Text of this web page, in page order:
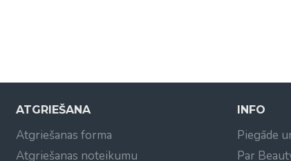
ATGRIEŠANA
Atgriešanas forma
Atgriešanas noteikumu
INFO
Piegāde
Par